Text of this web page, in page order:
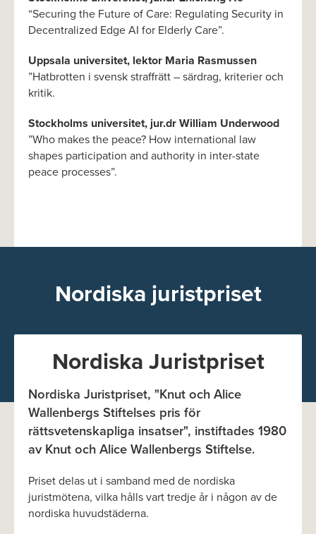
“Securing the Future of Care: Regulating Security in
Decentralized Edge AI for Elderly Care”.
Uppsala universitet, lektor Maria Rasmussen
”Hatbrotten i svensk straffrätt – särdrag, kriterier och
kritik.
Stockholms universitet, jur.dr William Underwood
”Who makes the peace? How international law
shapes participation and authority in inter-state
peace processes”.
Nordiska juristpriset
Nordiska Juristpriset
Nordiska Juristpriset, "Knut och Alice
Wallenbergs Stiftelses pris för
rättsvetenskapliga insatser", instiftades 1980
av Knut och Alice Wallenbergs Stiftelse.
Priset delas ut i samband med de nordiska
juristmötena, vilka hålls vart tredje år i någon av de
nordiska huvudstäderna.